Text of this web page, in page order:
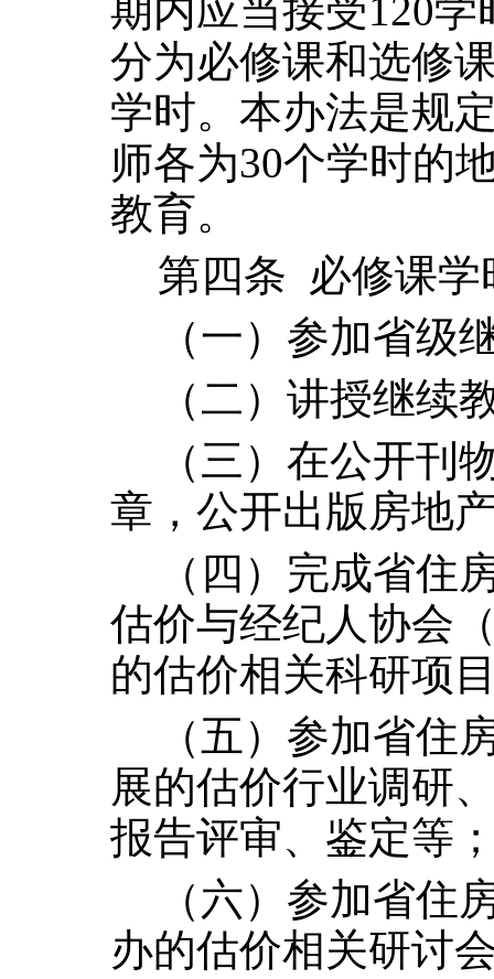
期内应当接受120学
分为必修课和选修
学时。本办法是规
师各为30个学时的
教育。
第四条 必修课
（一）参加省级
（二）讲授继续
（三）在公开刊
章，公开出版房地
（四）完成省住
估价与经纪人协会
的估价相关科研项
（五）参加省住
展的估价行业调研
报告评审、鉴定等
（六）参加省住
办的估价相关研讨